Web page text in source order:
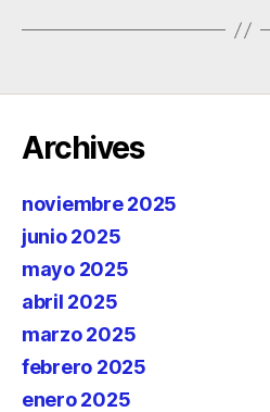
Archives
noviembre 2025
junio 2025
mayo 2025
abril 2025
marzo 2025
febrero 2025
enero 2025